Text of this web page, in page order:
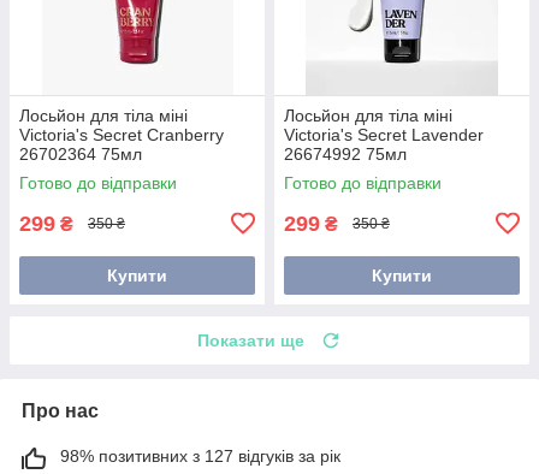
Лосьйон для тіла міні
Victoria's Secret Cranberry
26702364 75мл
Готово до відправки
299 ₴ 350 ₴
Купити
Лосьйон для тіла міні
Victoria's Secret Lavender
26674992 75мл
Готово до відправки
299 ₴ 350 ₴
Купити
Показати ще
Про нас
98% позитивних з 127 відгуків за рік